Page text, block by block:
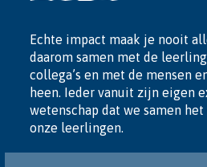
Echte impact maak je nooit
daarom samen met de
collega’s en met de mensen
heen. Ieder vanuit zijn eigen
wetenschap dat we samen
onze leerlingen.